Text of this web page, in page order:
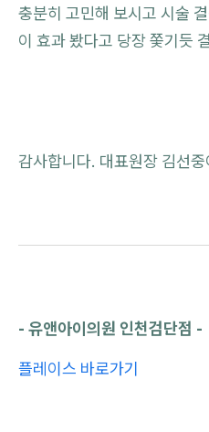
충분히 고민해 보시고 시술
이 효과 봤다고 당장 쫓기듯
감사합니다. 대표원장 김선
- 유앤아이의원 인천검단점 -
플레이스 바로가기